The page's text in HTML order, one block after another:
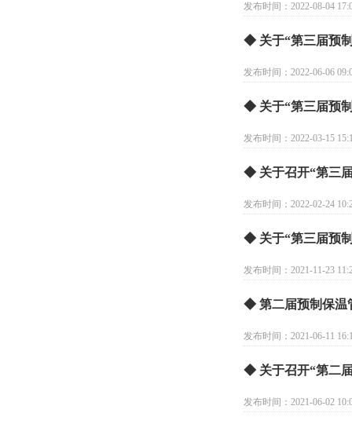
发布时间：2022-08-04
◆ 关于“第三届预
发布时间：2022-06-06
◆ 关于“第三届预
发布时间：2022-03-15
◆ 关于召开“第三
发布时间：2022-02-24
◆ 关于“第三届预
发布时间：2021-11-23
◆ 第二届预制保温
发布时间：2021-06-11
◆ 关于召开“第二
发布时间：2021-06-02